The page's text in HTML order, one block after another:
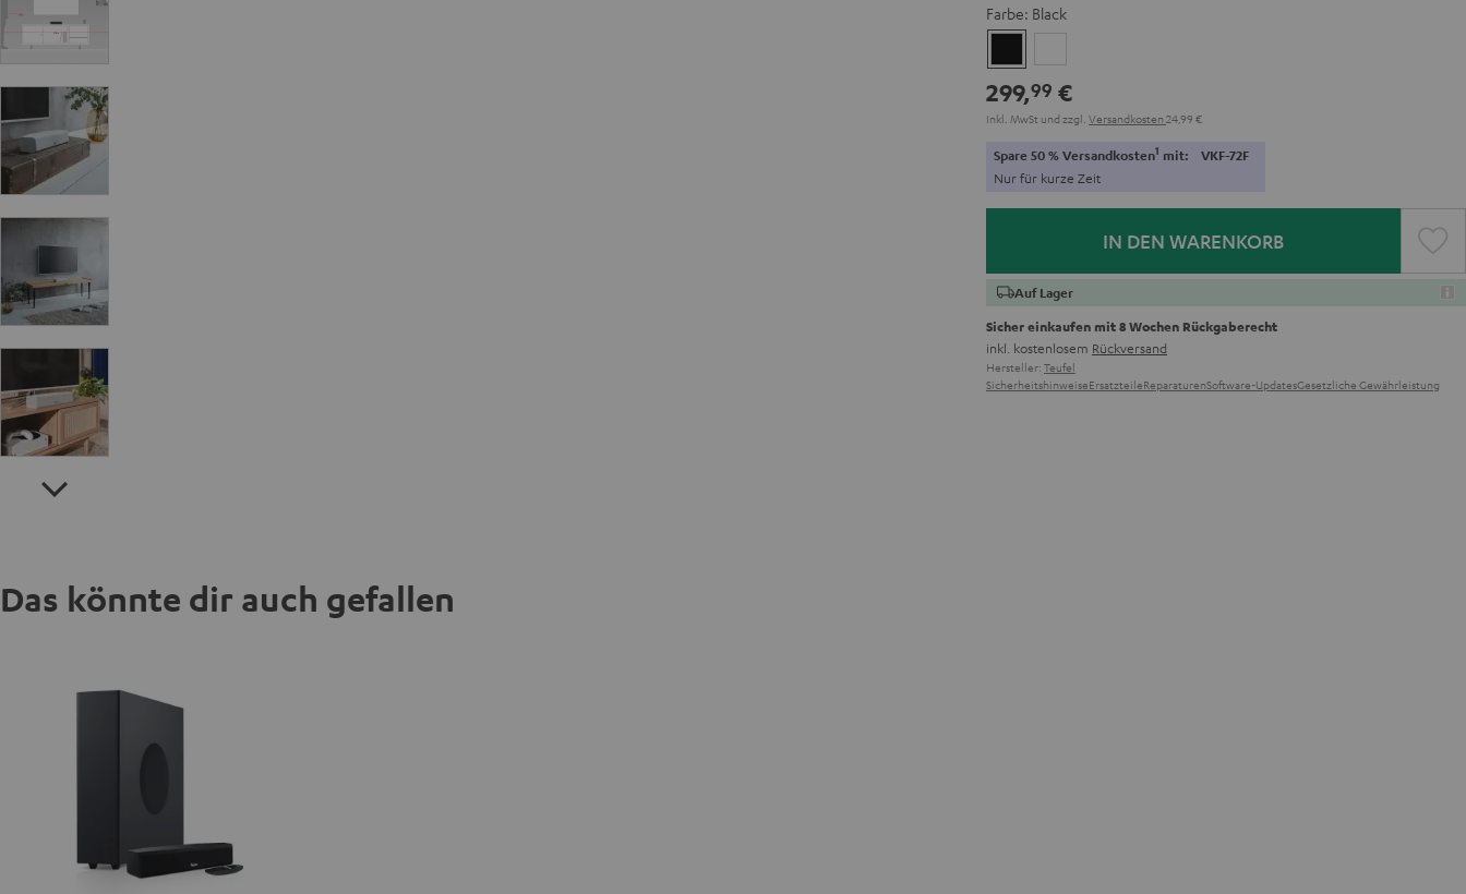
Farbe: Black
299,99 €
Inkl. MwSt und zzgl. Versandkosten 24,99 €
Spare 50 % Versandkosten1 mit: VKF-72F
Nur für kurze Zeit
IN DEN WARENKORB
Auf Lager
Sicher einkaufen mit 8 Wochen Rückgaberecht
inkl. kostenlosem Rückversand
Hersteller: Teufel
SicherheitshinweiseErsatzteileReparaturenSoftware-UpdatesGesetzliche Gewährleistung
Das könnte dir auch gefallen